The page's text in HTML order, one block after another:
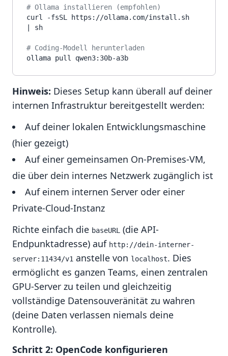
# Ollama installieren (empfohlen)
curl -fsSL https://ollama.com/install.sh
| sh
# Coding-Modell herunterladen
Hinweis: Dieses Setup kann überall auf deiner
internen Infrastruktur bereitgestellt werden:
Auf deiner lokalen Entwicklungsmaschine
(hier gezeigt)
Auf einer gemeinsamen On-Premises-VM,
die über dein internes Netzwerk zugänglich ist
Auf einem internen Server oder einer
Private-Cloud-Instanz
Richte einfach die baseURL
(die API-
Endpunktadresse) auf http://dein-interner-
server:11434/v1 anstelle von localhost. Dies
ermöglicht es ganzen Teams, einen zentralen
GPU-Server zu teilen und gleichzeitig
vollständige Datensouveränität zu wahren
(deine Daten verlassen niemals deine
Kontrolle).
Schritt 2: OpenCode konfigurieren